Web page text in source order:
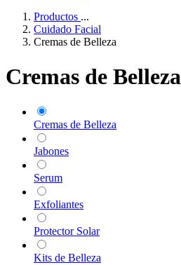
Productos ...
Cuidado Facial
Cremas de Belleza
Cremas de Belleza
Cremas de Belleza
Jabones
Serum
Exfoliantes
Protector Solar
Kits de Belleza